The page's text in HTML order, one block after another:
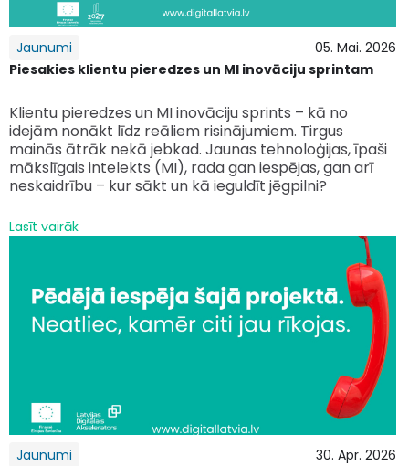
Jaunumi
05. Mai. 2026
Piesakies klientu pieredzes un MI inovāciju sprintam
Klientu pieredzes un MI inovāciju sprints – kā no
idejām nonākt līdz reāliem risinājumiem. Tirgus
mainās ātrāk nekā jebkad. Jaunas tehnoloģijas, īpaši
mākslīgais intelekts (MI), rada gan iespējas, gan arī
neskaidrību – kur sākt un kā ieguldīt jēgpilni?
Lasīt vairāk
Jaunumi
30. Apr. 2026